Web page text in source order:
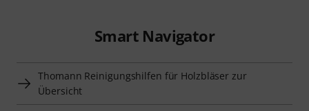
Smart Navigator
Thomann Reinigungshilfen für Holzbläser zur
Übersicht